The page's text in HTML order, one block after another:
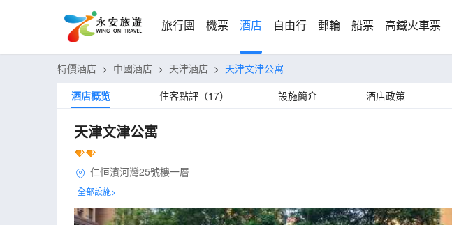
旅行團 機票 酒店 自由行 郵輪 船票 高鐵火車票
特價酒店 > 中國酒店 > 天津酒店 > 天津文津公寓
酒店概览
住客點評（17） 設施簡介 酒店政策
天津文津公寓
仁恒濱河灣25號樓一層
全部設施>